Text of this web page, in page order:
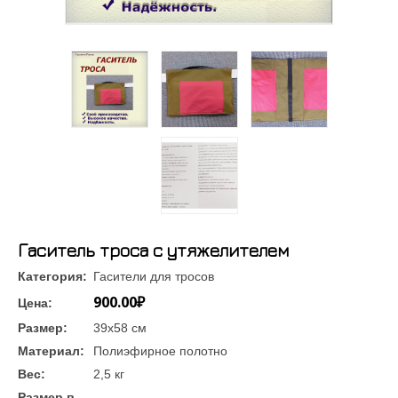
Гаситель троса с утяжелителем
Категория: Гасители для тросов
Цена:
900.00₽
Размер:
39х58 см
Материал:
Полиэфирное полотно
Вес:
2,5 кг